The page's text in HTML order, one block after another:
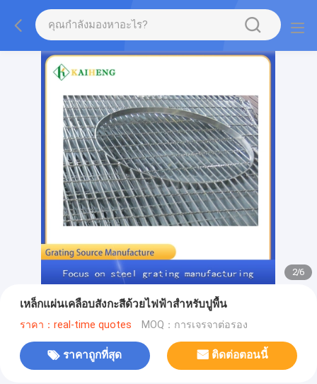
2/6
เหล็กแผ่นเคลือบสังกะสีด้วยไฟฟ้าสำหรับปูพื้น
ราคา：real-time quotes MOQ：การเจรจาต่อรอง
ราคาถูกที่สุด ติดต่อตอนนี้